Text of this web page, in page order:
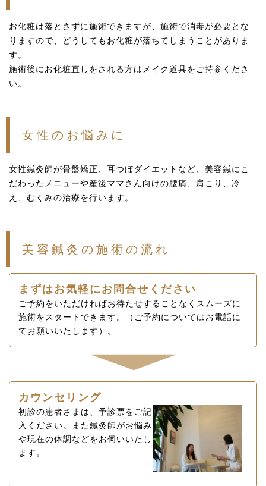
お化粧は落とさずに施術できますが、施術で消毒が必要とな
りますので、どうしてもお化粧が落ちてしまうことがありま
す。
施術後にお化粧直しをされる方はメイク道具をご持参くださ
い。
女性のお悩みに
女性鍼灸師が骨盤矯正、耳つぼダイエットなど、美容鍼にこ
だわったメニューや産後ママさん向けの腰痛、肩こり、冷
え、むくみの治療を行います。
美容鍼灸の施術の流れ
まずはお気軽にお問合せください
ご予約をいただければお待たせすることなくスムーズに
施術をスタートできます。（ご予約についてはお電話に
てお願いいたします）。
カウンセリング
初診の患者さまは、予診票をご記
入ください。また鍼灸師がお悩み
や現在の体調などをお伺いいたし
ます。